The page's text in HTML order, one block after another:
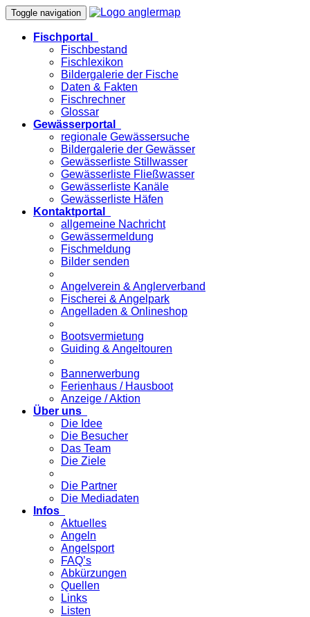
Toggle navigation
Fischportal
Fischbestand
Fischlexikon
Bildergalerie der Fische
Daten & Fakten
Fischrechner
Glossar
Gewässerportal
regionale Gewässersuche
Bildergalerie der Gewässer
Gewässerliste Stillwasser
Gewässerliste Fließwasser
Gewässerliste Kanäle
Gewässerliste Häfen
Kontaktportal
allgemeine Nachricht
Gewässermeldung
Fischmeldung
Bilder senden
Angelverein & Anglerverband
Fischerei & Angelpark
Angelladen & Onlineshop
Bootsvermietung
Guiding & Angeltouren
Bannerwerbung
Ferienhaus / Hausboot
Anzeige / Aktion
Über uns
Die Idee
Die Besucher
Das Team
Die Ziele
Die Partner
Die Mediadaten
Infos
Aktuelles
Angeln
Angelsport
FAQ’s
Abkürzungen
Quellen
Links
Listen